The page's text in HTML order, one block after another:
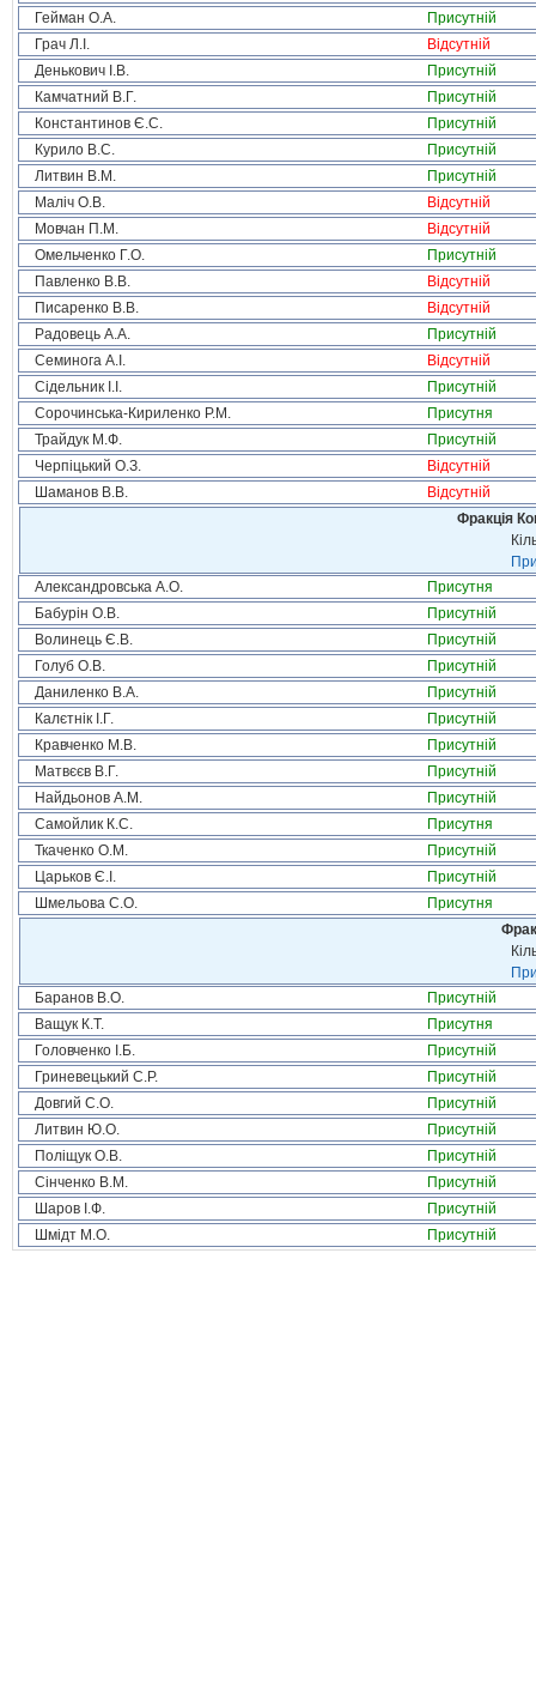
Гейман О.А.
Присутній
Грач Л.І.
Відсутній
Денькович І.В.
Присутній
Камчатний В.Г.
Присутній
Константинов Є.С.
Присутній
Курило В.С.
Присутній
Литвин В.М.
Присутній
Маліч О.В.
Відсутній
Мовчан П.М.
Відсутній
Омельченко Г.О.
Присутній
Павленко В.В.
Відсутній
Писаренко В.В.
Відсутній
Радовець А.А.
Присутній
Семинога А.І.
Відсутній
Сідельник І.І.
Присутній
Сорочинська-Кириленко Р.М.
Присутня
Трайдук М.Ф.
Присутній
Черпіцький О.З.
Відсутній
Шаманов В.В.
Відсутній
Фракція
Александровська А.О.
Присутня
Бабурін О.В.
Присутній
Волинець Є.В.
Присутній
Голуб О.В.
Присутній
Даниленко В.А.
Присутній
Калєтнік І.Г.
Присутній
Кравченко М.В.
Присутній
Матвєєв В.Г.
Присутній
Найдьонов А.М.
Присутній
Самойлик К.С.
Присутня
Ткаченко О.М.
Присутній
Царьков Є.І.
Присутній
Шмельова С.О.
Присутня
Баранов В.О.
Присутній
Ващук К.Т.
Присутня
Головченко І.Б.
Присутній
Гриневецький С.Р.
Присутній
Довгий С.О.
Присутній
Литвин Ю.О.
Присутній
Поліщук О.В.
Присутній
Сінченко В.М.
Присутній
Шаров І.Ф.
Присутній
Шмідт М.О.
Присутній